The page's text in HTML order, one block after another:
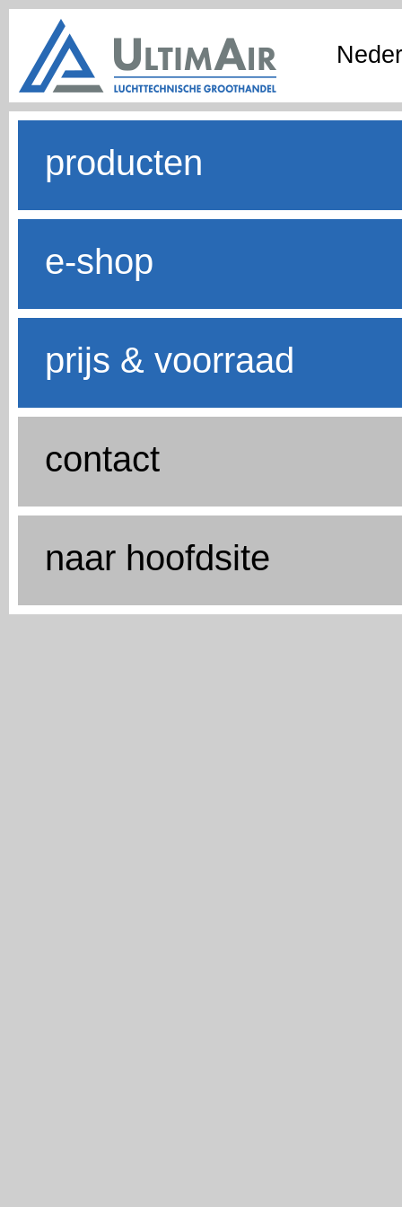
producten
e-shop
prijs & voorraad
contact
naar hoofdsite